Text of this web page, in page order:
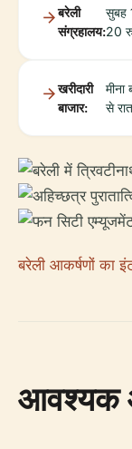
बरेली
संग्रहालय:
सुबह
20
खरीदारी
बाजार:
से
बरेली आकर्षणों का
आवश्यक